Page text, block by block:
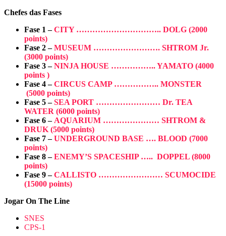
Chefes das Fases
Fase 1 –CITY ………………………….. DOLG (2000
points)
Fase 2 –MUSEUM ……………………. SHTROM Jr.
(3000 points)
Fase 3 –NINJA HOUSE …………….. YAMATO (4000
points )
Fase 4 –CIRCUS CAMP …………….. MONSTER
(5000 points)
Fase 5 –SEA PORT …………………… Dr. TEA
WATER (6000 points)
Fase 6 – AQUARIUM ………………… SHTROM &
DRUK (5000 points)
Fase 7 –UNDERGROUND BASE …. BLOOD (7000
points)
Fase 8 –ENEMY’S SPACESHIP ….. DOPPEL (8000
points)
Fase 9 –CALLISTO …………………… SCUMOCIDE
(15000 points)
Jogar On The Line
SNES
CPS-1